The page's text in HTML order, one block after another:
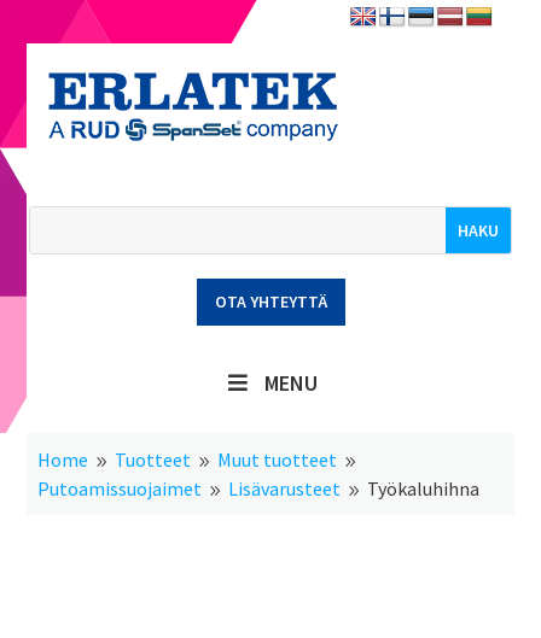
OTA YHTEYTTÄ
MENU
Home 9 Tuotteet 9 Muut tuotteet 9
Putoamissuojaimet 9 Lisävarusteet 9 Työkaluhihna